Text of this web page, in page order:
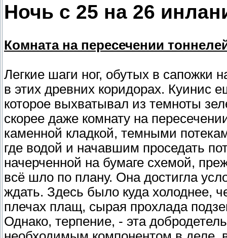
Ночь с 25 на 26
Комната на пересечении
Легкие шаги ног, обутых в сапожки
в этих древних коридорах. Куинис
которое выхватывал из темноты
скорее даже комнату на
каменной кладкой, темными
где водой и начавшим проседать
начерченной на бумаге схемой,
всё шло по плану. Она достигла
ждать. Здесь было куда холоднее,
плечах плащ, сырая прохлада
Однако, терпение, - эта